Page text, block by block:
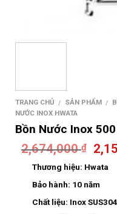
TRANG CHỦ / SẢN PHẨM /
NƯỚC INOX HWATA
Bồn Nước Inox
2,674,000₫
Thương hiệu: Hwata
Bảo hành: 10 năm
Chất liệu: Inox SUS304